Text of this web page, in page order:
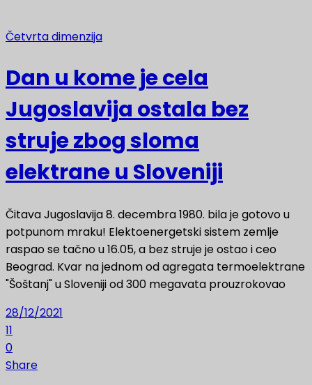
Četvrta dimenzija
Dan u kome je cela
Jugoslavija ostala bez
struje zbog sloma
elektrane u Sloveniji
Čitava Jugoslavija 8. decembra 1980. bila je gotovo u
potpunom mraku! Elektoenergetski sistem zemlje
raspao se tačno u 16.05, a bez struje je ostao i ceo
Beograd. Kvar na jednom od agregata termoelektrane
"Šoštanj" u Sloveniji od 300 megavata prouzrokovao
28/12/2021
11
0
Share